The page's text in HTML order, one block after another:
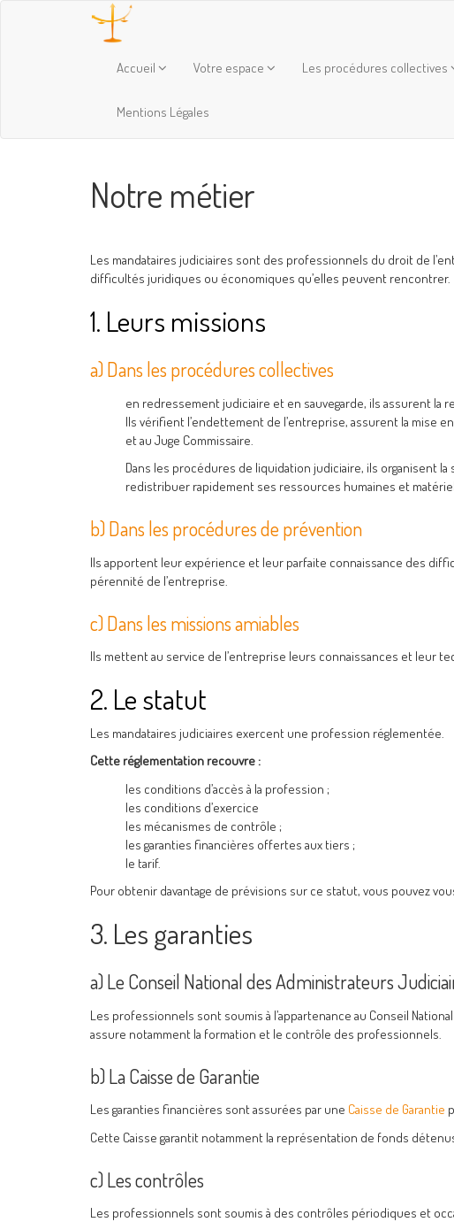
Accueil Votre espace Les procédures collectives
Mentions Légales
Notre métier
Les mandataires judiciaires sont des professionnels du droit de
difficultés juridiques ou économiques qu’elles peuvent rencontrer.
1. Leurs missions
a) Dans les procédures collectives
en redressement judiciaire et en sauvegarde, ils assurent la
Ils vérifient l’endettement de l’entreprise, assurent la mise
et au Juge Commissaire.
Dans les procédures de liquidation judiciaire, ils organisent
redistribuer rapidement ses ressources humaines et
b) Dans les procédures de prévention
Ils apportent leur expérience et leur parfaite connaissance des
pérennité de l’entreprise.
c) Dans les missions amiables
Ils mettent au service de l’entreprise leurs connaissances et leur
2. Le statut
Les mandataires judiciaires exercent une profession réglementée.
Cette réglementation recouvre :
les conditions d’accès à la profession ;
les conditions d’exercice
les mécanismes de contrôle ;
les garanties financières offertes aux tiers ;
le tarif.
Pour obtenir davantage de prévisions sur ce statut, vous pouvez
3. Les garanties
a) Le Conseil National des Administrateurs
Les professionnels sont soumis à l’appartenance au Conseil
assure notamment la formation et le contrôle des professionnels.
b) La Caisse de Garantie
Les garanties financières sont assurées par une Caisse de Garantie
Cette Caisse garantit notamment la représentation de fonds
c) Les contrôles
Les professionnels sont soumis à des contrôles périodiques et